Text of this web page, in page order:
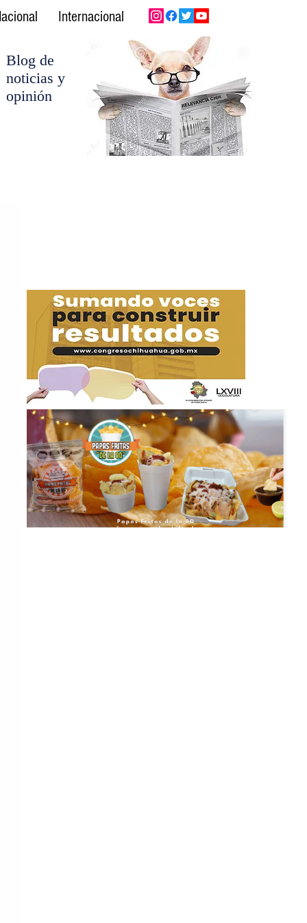
Internacional
Blog de
noticias y
opinión